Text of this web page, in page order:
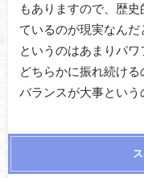
もありますので、歴
ているのが現実なん
というのはあまりパワ
どちらかに振れ続け
バランスが大事という